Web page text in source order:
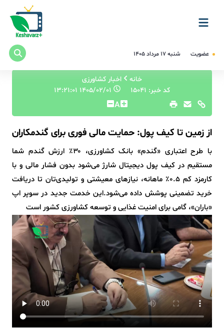
عضویت شنبه ۱۷ مرداد ۱۴۰۵
خانه
اخبار کشاورزی
کد خبر: 15041
۱۴۰۵/۰۲/۰۱ ۱۳:۲۱:۰۱
A
️از زمین تا کیف پول: حمایت مالی فوری برای گندمکاران
با طرح اعتباری «گندم» بانک کشاورزی، ۳۰٪ ارزش گندم شما
مستقیم در کیف پول دیجیتال شارژ می‌شود بدون فشار مالی و با
کارمزد کم ۰.۵٪ ماهانه، نیازهای معیشتی و تولیدی‌تان تا دریافت
خرید تضمینی پوشش داده می‌شود.این خدمت جدید در سوپر اپ
«باران»، گامی برای امنیت غذایی و توسعه کشاورزی کشور است